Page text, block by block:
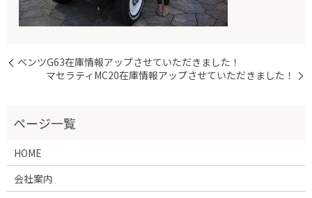
ベンツG63在庫情報アップさせていただきました！
マセラティMC20在庫情報アップさせていただきました！
HOME
会社案内